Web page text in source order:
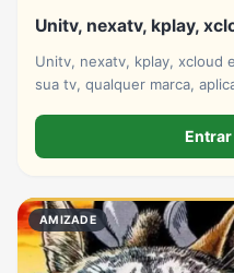
Unitv, nexatv, kplay,
Unitv, nexatv, kplay, xcloud
sua tv, qualquer marca,
AMIZADE